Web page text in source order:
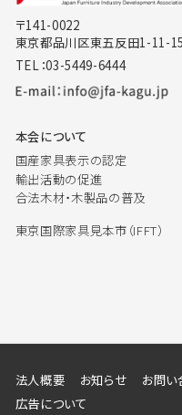
〒141-0022
東京都品川区東五反田1-11-
TEL：03-5449-6444
本会について
国産家具表示の認定
輸出活動の促進
合法木材・木製品の普及
東京国際家具見本市（IFFT）
法人概要 お知らせ お問い
広告について